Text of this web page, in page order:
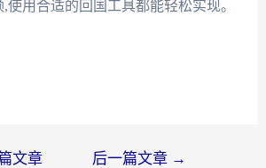
使用合适的回国工具都能轻松实现。
文章 后一篇文章 →